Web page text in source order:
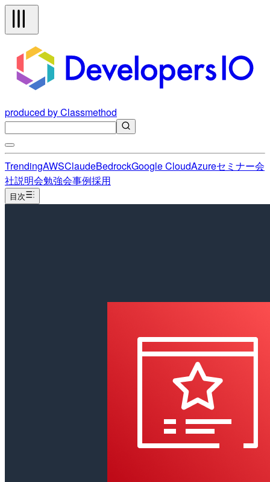
produced by Classmethod
TrendingAWSClaudeBedrockGoogle CloudAzureセミナー会
社説明会勉強会事例採用
目次